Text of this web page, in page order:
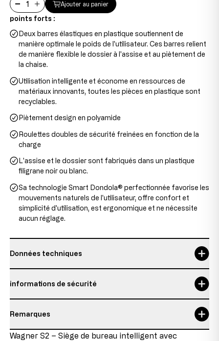
Ajouter au panier
points forts :
Deux barres élastiques en plastique soutiennent de
manière optimale le poids de l'utilisateur. Ces barres relient
de manière flexible le dossier à l'assise et au piètement de
la chaise.
Utilisation intelligente et économe en ressources de
matériaux innovants, toutes les pièces en plastique sont
recyclables.
Piètement design en polyamide
Roulettes doubles de sécurité freinées en fonction de la
charge
L'assise et le dossier sont fabriqués dans un plastique
filigrane noir ou blanc.
Sa technologie Smart Dondola® perfectionnée favorise les
mouvements naturels de l'utilisateur, offre confort et
simplicité d'utilisation, est ergonomique et ne nécessite
aucun réglage.
Données techniques
Hauteur du dossier
hauteur du siège 43-55 cm
informations de sécurité
Personne responsable:
Augsburger Str. 29
Remarques
Détails sur l’état de l’article
Wagner S2 – Siège de bureau intelligent avec